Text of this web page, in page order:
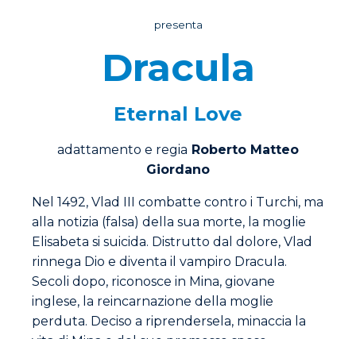
presenta
Dracula
Eternal Love
adattamento e regia Roberto Matteo
Giordano
Nel 1492, Vlad III combatte contro i Turchi, ma
alla notizia (falsa) della sua morte, la moglie
Elisabeta si suicida. Distrutto dal dolore, Vlad
rinnega Dio e diventa il vampiro Dracula.
Secoli dopo, riconosce in Mina, giovane
inglese, la reincarnazione della moglie
perduta. Deciso a riprendersela, minaccia la